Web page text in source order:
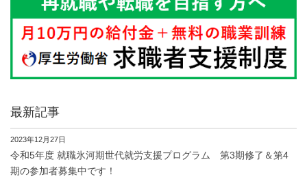
最新記事
2023年12月27日
令和5年度 就職氷河期世代就労支援プログラム 第3期修了＆第4
期の参加者募集中です！